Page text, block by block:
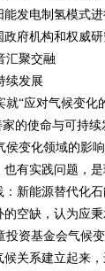
能发电制氢模式
府机构和权威
聚交融
发展
“应对气候变化
家的使命与可持续
变化领域的影
也有实践问题，
：新能源替代化
空缺，认为应
资基金会气候
候关系建立起来